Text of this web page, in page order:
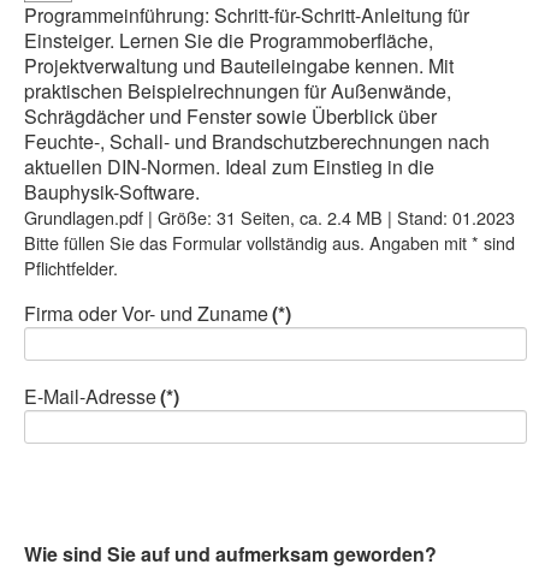
Programmeinführung: Schritt-für-Schritt-Anleitung für
Einsteiger. Lernen Sie die Programmoberfläche,
Projektverwaltung und Bauteileingabe kennen. Mit
praktischen Beispielrechnungen für Außenwände,
Schrägdächer und Fenster sowie Überblick über
Feuchte-, Schall- und Brandschutzberechnungen nach
aktuellen DIN-Normen. Ideal zum Einstieg in die
Bauphysik-Software.
Grundlagen.pdf | Größe: 31 Seiten, ca. 2.4 MB | Stand: 01.2023
Bitte füllen Sie das Formular vollständig aus. Angaben mit * sind
Pflichtfelder.
Firma oder Vor- und Zuname(*)
E-Mail-Adresse(*)
Wie sind Sie auf und aufmerksam geworden?